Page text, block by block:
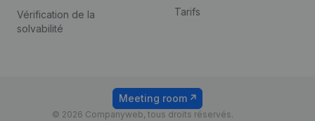
Vérification de la
solvabilité
Tarifs
© 2026 Companyweb, tous droits réservés.
Meeting room